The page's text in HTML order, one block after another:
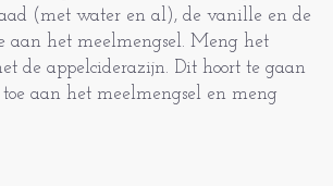
(met water en al), de vanille en de
aan het meelmengsel. Meng het
de appelciderazijn. Dit hoort te gaan
aan het meelmengsel en meng